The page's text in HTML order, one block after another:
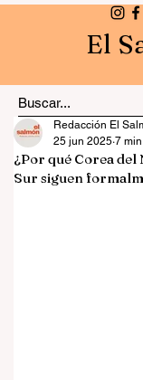
El
¿Por qué Corea del
Sur siguen
Redacción El
25 jun 2025 7